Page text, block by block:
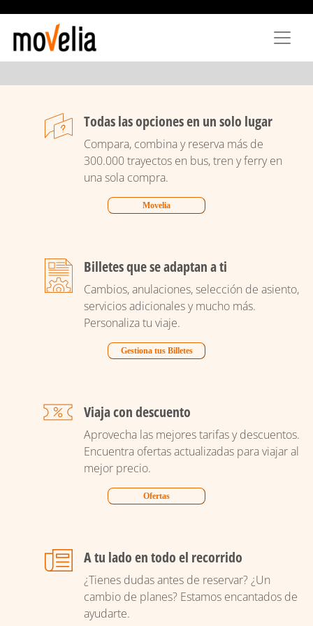
principal
Todas las opciones en un solo lugar
Compara, combina y reserva más de
300.000 trayectos en bus, tren y ferry en
una sola compra.
Movelia
Billetes que se adaptan a ti
Cambios, anulaciones, selección de asiento,
servicios adicionales y mucho más.
Personaliza tu viaje.
Gestiona tus Billetes
Viaja con descuento
Aprovecha las mejores tarifas y descuentos.
Encuentra ofertas actualizadas para viajar al
mejor precio.
Ofertas
A tu lado en todo el recorrido
¿Tienes dudas antes de reservar? ¿Un
cambio de planes? Estamos encantados de
ayudarte.